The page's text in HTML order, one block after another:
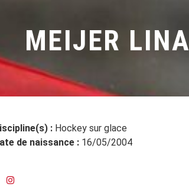
MEIJER LINA
:Hockey sur glace
de naissance :16/05/2004